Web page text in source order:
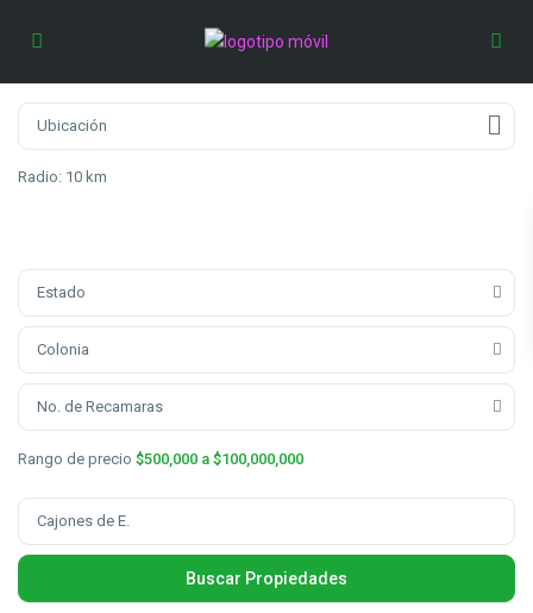
Radio: 10 km
Estado
Colonia
No. de Recamaras
Rango de precio $500,000 a $100,000,000